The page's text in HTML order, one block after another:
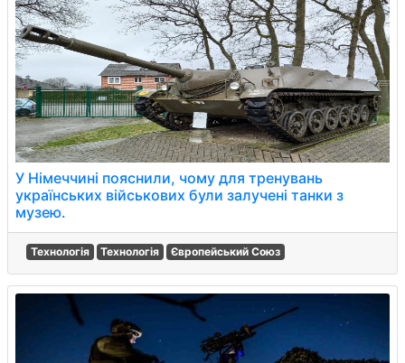
У Німеччині пояснили, чому для тренувань
українських військових були залучені танки з
музею.
Технологія Технологія Європейський Союз